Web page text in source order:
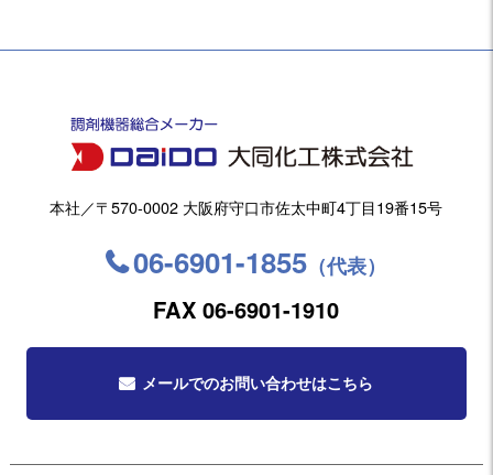
本社／〒570-0002 大阪府守口市佐太中町4丁目19番15号
06-6901-1855 （代表）
FAX 06-6901-1910
メールでのお問い合わせはこちら